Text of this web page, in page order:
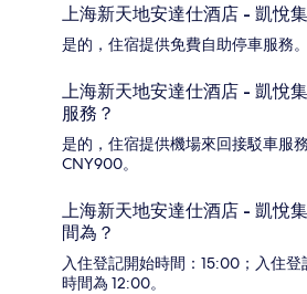
上海新天地安達仕酒店 - 凱悅
是的，住宿提供免費自助停車服務。
上海新天地安達仕酒店 - 凱悅
服務？
是的，住宿提供機場來回接駁車服
CNY900。
上海新天地安達仕酒店 - 凱悅
間為？
入住登記開始時間：15:00；入住
時間為 12:00。